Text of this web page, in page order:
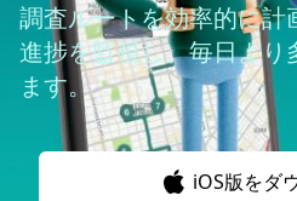
調査ルートを効率的に計
進捗を監視し、毎日より
ます。
iOS版をダ